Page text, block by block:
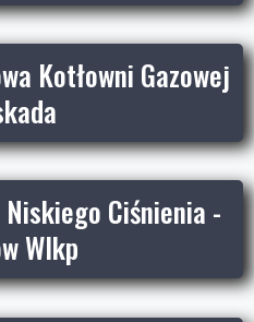
Kotłowni Gazowej
Ciśnienia -
Wlkp